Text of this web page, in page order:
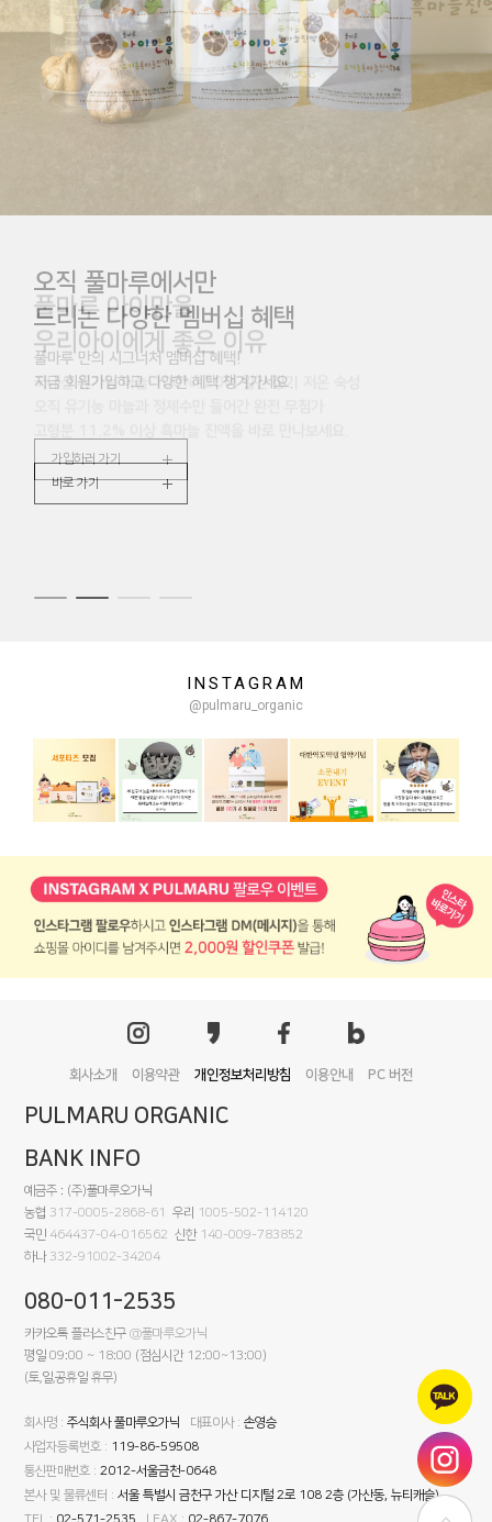
아는 것이 힘!
구매 전 참고하세요
풀마루 회원가입시 3,000원 할인쿠폰 및 1% 적립금
생일 회원 10,000원 할인쿠폰 등
회원혜택 더보기
오직 풀마루에서만
드리는 다양한 멤버십 혜택
풀마루 만의 시그너처 멤버십 혜택!
지금 회원가입하고 다양한 혜택 챙겨가세요.
가입하러 가기
풀마루 아이만을
우리아이에게 좋은 이유
국내산 유기농 마늘 100%! 20여 일간 장기 저온 숙성
오직 유기농 마늘과 정제수만 들어간 완전 무첨가
바로 가기
자세히 보기
회원혜택 더보기
가입하러 가기
INSTAGRAM
@pulmaru_organic
회사소개 이용약관 개인정보처리방침 이용안내 PC 버전
PULMARU ORGANIC
BANK INFO
예금주 : (주)풀마루오가닉
농협 317-0005-2868-61 우리
1005-502-114120
국민 464437-04-016562 신한 140-009-783852
하나 332-91002-34204
080-011-2535
카카오톡 플러스친구@풀마루오가닉
평일 09:00 ~ 18:00 (점심시간 12:00~13:00)
(토,일,공휴일 휴무)
회사명 :주식회사 풀마루오가닉 대표이사 :손영승
사업자등록번호 : 119-86-59508
통신판매번호 :2012-서울금천-0648
본사 및 물류센터 :서울 특별시 금천구 가산 디지털 2로 108 2층 (가산동, 뉴티캐슬)
TEL : 02-571-2535 | FAX : 02-867-7076